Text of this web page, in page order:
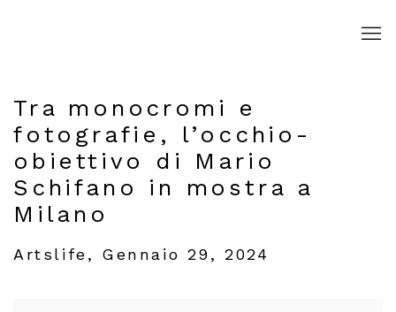
Tra monocromi e
fotografie, l’occhio-
obiettivo di Mario
Schifano in mostra a
Milano
Artslife, Gennaio 29, 2024